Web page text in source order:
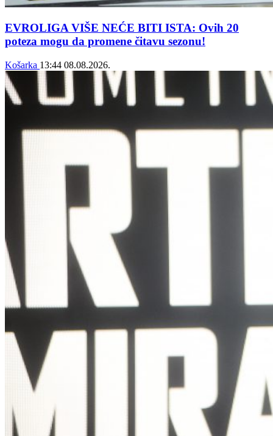
EVROLIGA VIŠE NEĆE BITI ISTA: Ovih 20
poteza mogu da promene čitavu sezonu!
Košarka 13:44 08.08.2026.